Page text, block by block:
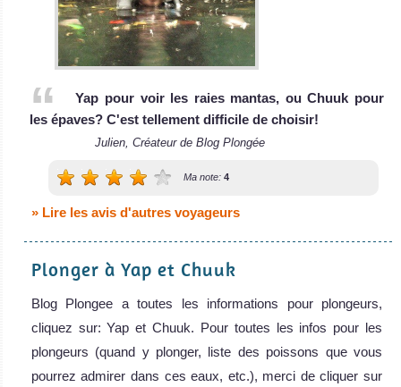
Yap pour voir les raies mantas, ou Chuuk pour
les épaves? C'est tellement difficile de choisir!
Julien, Créateur de Blog Plongée
Ma note: 4
» Lire les avis d'autres voyageurs
Plonger à Yap et Chuuk
Blog Plongee a toutes les informations pour plongeurs,
cliquez sur: Yap et Chuuk. Pour toutes les infos pour les
plongeurs (quand y plonger, liste des poissons que vous
pourrez admirer dans ces eaux, etc.), merci de cliquer sur